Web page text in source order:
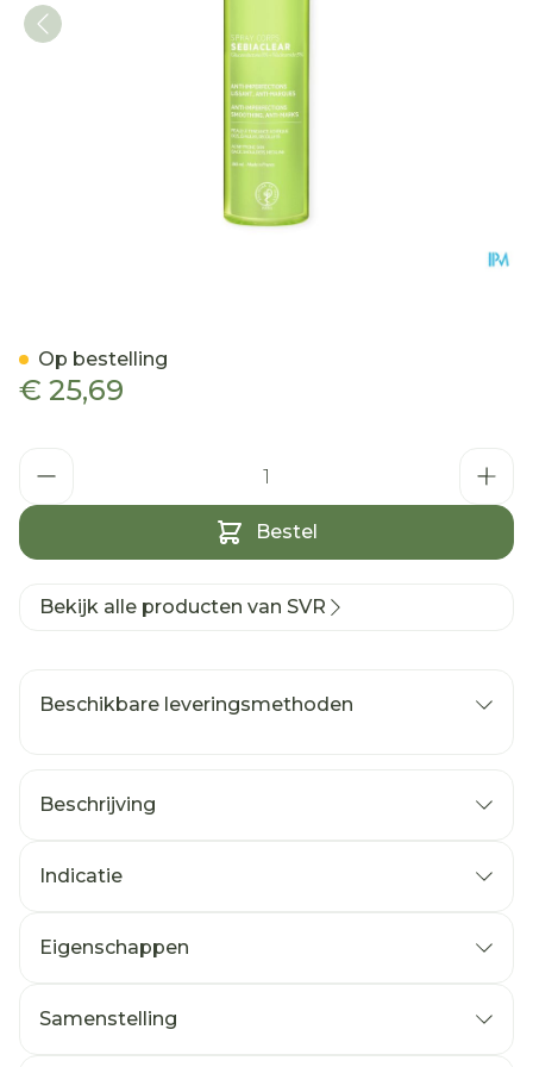
€ 25,69
Bestel
Op bestelling
Bekijk alle producten van SVR
Beschikbare leveringsmethoden
Beschrijving
Indicatie
Eigenschappen
Samenstelling